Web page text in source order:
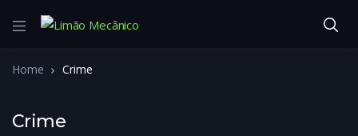
Home Crime
Crime